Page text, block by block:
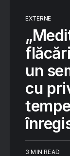
EXTERNE
un
cu
3 MIN READ